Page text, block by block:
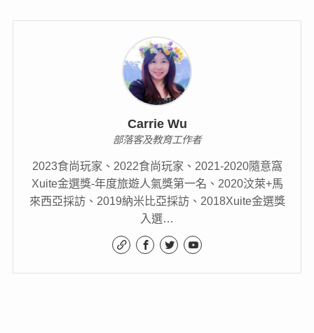
Carrie Wu
部落客及教育工作者
2023食尚玩家、2022食尚玩家、2021-2020隨意窩
Xuite金選獎-年度旅遊人氣獎第一名、2020汶萊+馬
來西亞採訪、2019納米比亞採訪、2018Xuite金選獎
入選…